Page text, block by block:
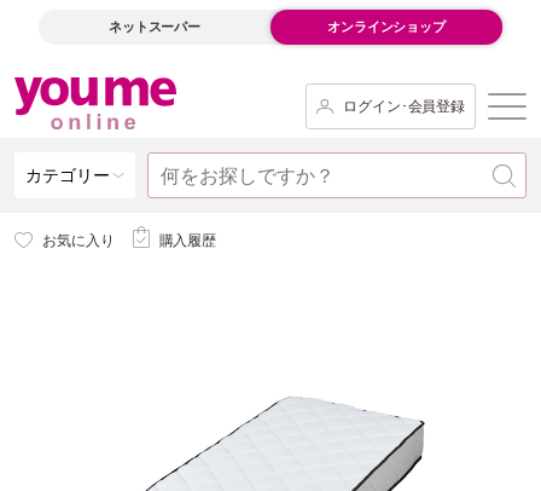
ネットスーパー オンラインショップ
ログイン･会員登録
カテゴリー
お気に入り 購入履歴